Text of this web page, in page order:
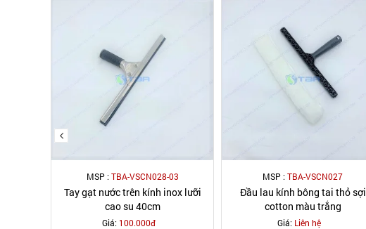
MSP :TBA-VSCN028-03
Tay gạt nước trên kính inox lưỡi
cao su 40cm
Giá: 100.000đ
MSP :TBA-VSCN027
Đầu lau kính bông tai thỏ sợi
cotton màu trắng
Giá: Liên hệ